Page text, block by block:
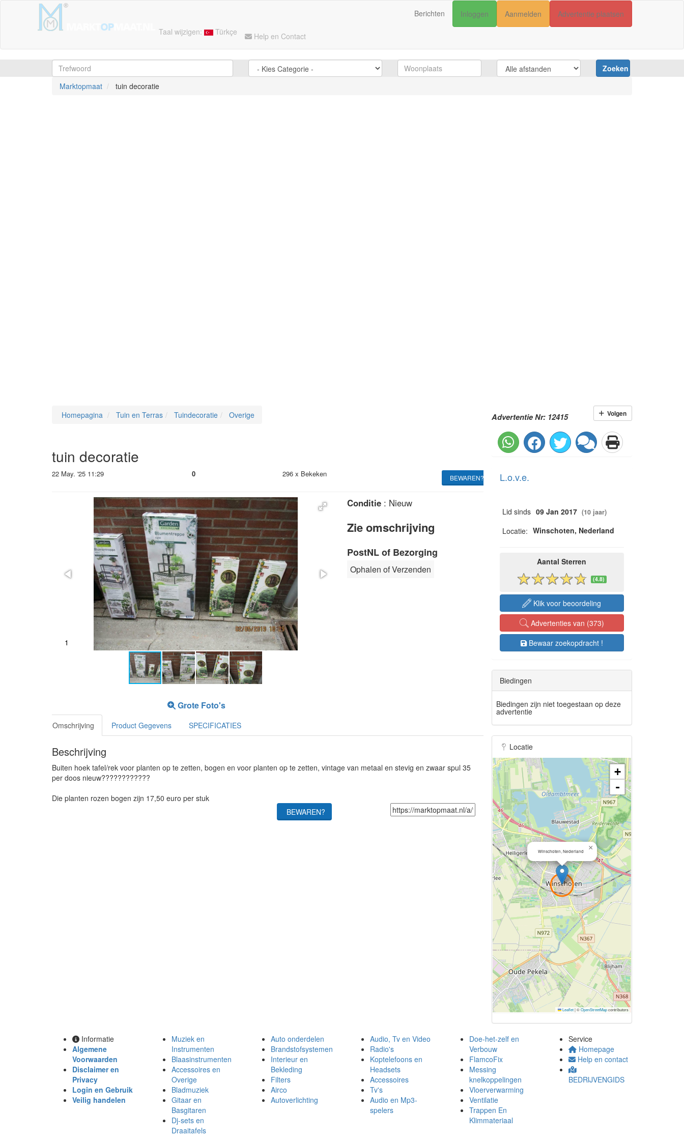
Taal wijzigen: Türkçe Help en Contact
Berichten Inloggen Aanmelden Advertentie plaatsen
Zoeken
Marktopmaat
tuin decoratie
Homepagina Tuin en Terras Tuindecoratie Overige
tuin decoratie
22 May. '25 11:29 0 296 x Bekeken BEWAREN?
12
Grote Foto's
Conditie: Nieuw
Zie omschrijving
PostNL of Bezorging
Ophalen of Verzenden
Omschrijving Product Gegevens SPECIFICATIES
Beschrijving
Buiten hoek tafel/rek voor planten op te zetten, bogen en voor planten op te zetten, vintage van metaal en stevig en zwaar spul 35
per doos nieuw????????????
Die planten rozen bogen zijn 17,50 euro per stuk
BEWAREN?
Advertentie Nr: 12415 Volgen
L.o.v.e.
Lid sinds 09 Jan 2017 (10 jaar)
Locatie: Winschoten, Nederland
Aantal Sterren
(4.8)
Klik voor beoordeling
Advertenties van (373)
Bewaar zoekopdracht !
Biedingen
Biedingen zijn niet toegestaan op deze
advertentie
Locatie
Winschoten, Nederland ×
+
-
Leaflet|©OpenStreetMapcontributors
Informatie
Algemene
Voorwaarden
Disclaimer en
Privacy
Login en Gebruik
Veilig handelen
Muziek en
Instrumenten
Blaasinstrumenten
Accessoires en
Overige
Bladmuziek
Gitaar en
Basgitaren
Dj-sets en
Draaitafels
Auto onderdelen
Brandstofsystemen
Interieur en
Bekleding
Filters
Airco
Autoverlichting
Audio, Tv en Video
Radio's
Koptelefoons en
Headsets
Accessoires
Tv's
Audio en Mp3-
spelers
Doe-het-zelf en
Verbouw
FlamcoFix
Messing
knelkoppelingen
Vloerverwarming
Ventilatie
Trappen En
Klimmateriaal
Service
Homepage
Help en contact
BEDRIJVENGIDS